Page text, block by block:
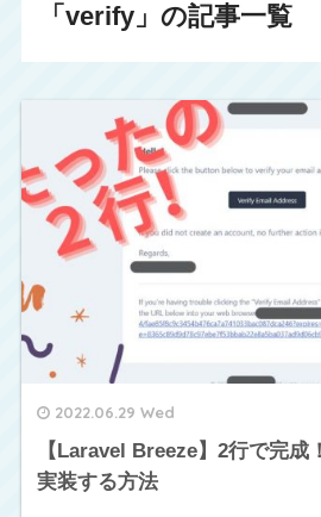
「verify」の記事一覧
2022.06.29 Wed
【Laravel Breeze】2行で完成
実装する方法